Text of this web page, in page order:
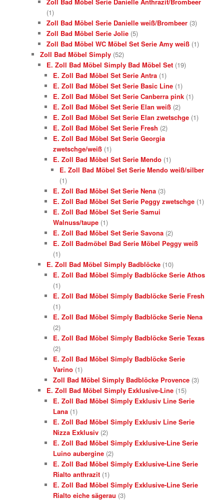
(1)
Zoll Bad Möbel Serie Danielle weiß/Brombeer (3)
Zoll Bad Möbel Serie Jolie (5)
Zoll Bad Möbel WC Möbel Set Serie Amy weiß (1)
Zoll Bad Möbel Simply (52)
E. Zoll Bad Möbel Simply Bad Möbel Set (19)
E. Zoll Bad Möbel Set Serie Antra (1)
E. Zoll Bad Möbel Set Serie Basic Line (1)
E. Zoll Bad Möbel Set Serie Canberra pink (1)
E. Zoll Bad Möbel Set Serie Elan weiß (2)
E. Zoll Bad Möbel Set Serie Elan zwetschge (1)
E. Zoll Bad Möbel Set Serie Fresh (2)
E. Zoll Bad Möbel Set Serie Georgia
zwetschge/weiß (1)
E. Zoll Bad Möbel Set Serie Mendo (1)
E. Zoll Bad Möbel Set Serie Mendo weiß/silber
(1)
E. Zoll Bad Möbel Set Serie Nena (3)
E. Zoll Bad Möbel Set Serie Peggy zwetschge (1)
E. Zoll Bad Möbel Set Serie Samui
Walnuss/taupe (1)
E. Zoll Bad Möbel Set Serie Savona (2)
E. Zoll Badmöbel Bad Serie Möbel Peggy weiß
(1)
E. Zoll Bad Möbel Simply Badblöcke (10)
E. Zoll Bad Möbel Simply Badblöcke Serie Athos
(1)
E. Zoll Bad Möbel Simply Badblöcke Serie Fresh
(1)
E. Zoll Bad Möbel Simply Badblöcke Serie Nena
(2)
E. Zoll Bad Möbel Simply Badblöcke Serie Texas
(2)
E. Zoll Bad Möbel Simply Badblöcke Serie
Varino (1)
Zoll Bad Möbel Simply Badblöcke Provence (3)
E. Zoll Bad Möbel Simply Exklusive-Line (15)
E. Zoll Bad Möbel Simply Exklusiv Line Serie
Lana (1)
E. Zoll Bad Möbel Simply Exklusiv Line Serie
Nizza Exklusiv (2)
E. Zoll Bad Möbel Simply Exklusive-Line Serie
Luino aubergine (2)
E. Zoll Bad Möbel Simply Exklusive-Line Serie
Rialto anthrazit (1)
E. Zoll Bad Möbel Simply Exklusive-Line Serie
Rialto eiche sägerau (3)